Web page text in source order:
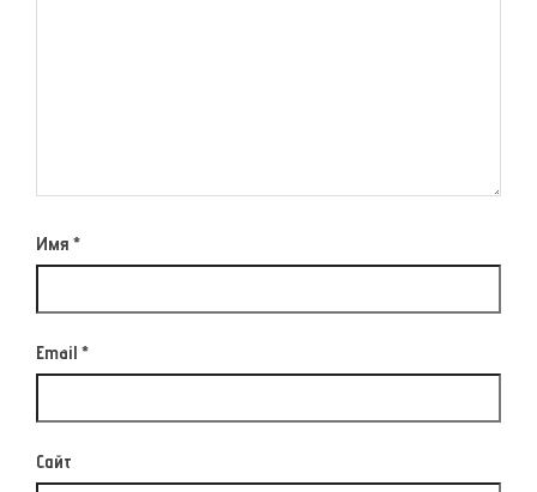
Имя *
Email *
Сайт